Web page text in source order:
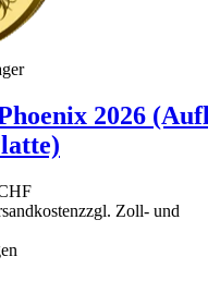
2026
zzgl. Zoll- und